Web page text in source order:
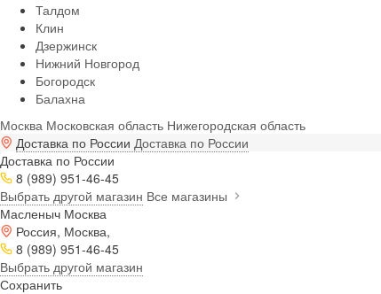
Талдом
Клин
Дзержинск
Нижний Новгород
Богородск
Балахна
Москва Московская область Нижегородская область
Доставка по России Доставка по России
Доставка по России
8 (989) 951-46-45
Выбрать другой магазин Все магазины
Масленыч Москва
Россия, Москва,
8 (989) 951-46-45
Выбрать другой магазин
Сохранить